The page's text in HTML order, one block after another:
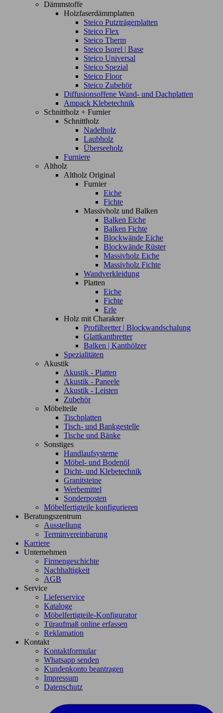
Dämmstoffe
Holzfaserdämmplatten
Steico Putzträgerplatten
Steico Flex
Steico Therm
Steico Isorel | Base
Steico Universal
Steico Spezial
Steico Floor
Steico Zubehör
Diffusionsoffene Wand- und Dachplatten
Ampack Klebetechnik
Schnittholz + Furnier
Schnittholz
Nadelholz
Laubholz
Überseeholz
Furniere
Altholz
Altholz Original
Furnier
Eiche
Fichte
Massivholz und Balken
Balken Eiche
Balken Fichte
Blockwände Eiche
Blockwände Rüster
Massivholz Eiche
Massivholz Fichte
Wandverkleidung
Platten
Eiche
Fichte
Erle
Holz mit Charakter
Profilbretter | Blockwandschalung
Glattkantbretter
Balken | Kanthölzer
Spezialitäten
Akustik
Akustik - Platten
Akustik - Paneele
Akustik - Leisten
Zubehör
Möbelteile
Tischplatten
Tisch- und Bankgestelle
Tische und Bänke
Sonstiges
Handlaufsysteme
Möbel- und Bodenöl
Dicht- und Klebetechnik
Granitsteine
Werbemittel
Sonderposten
Möbelfertigteile konfigurieren
Beratungszentrum
Ausstellung
Terminvereinbarung
Karriere
Unternehmen
Firmengeschichte
Nachhaltigkeit
AGB
Service
Lieferservice
Kataloge
Möbelfertigteile-Konfigurator
Türaufmaß online erfassen
Reklamation
Kontakt
Kontaktformular
Whatsapp senden
Kundenkonto beantragen
Impressum
Datenschutz